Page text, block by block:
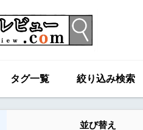
タグ一覧 絞り込み検索
並び替え